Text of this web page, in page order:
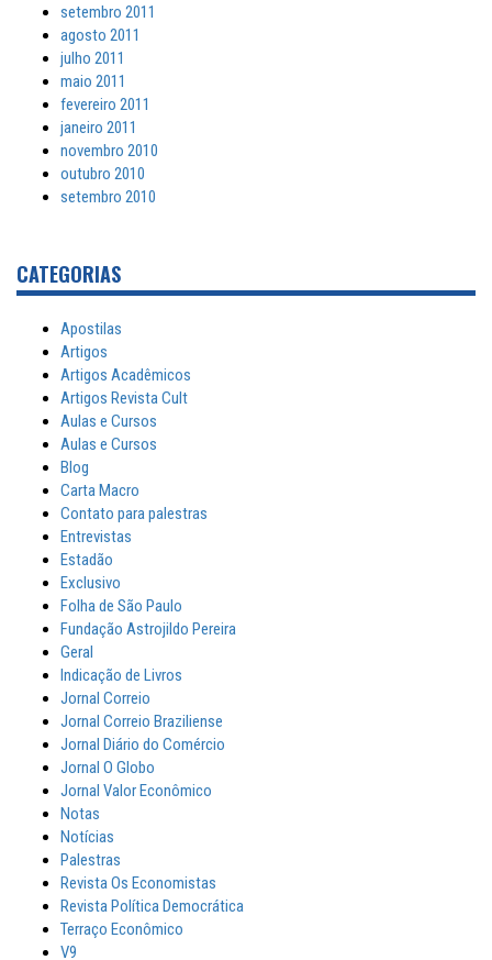
setembro 2011
agosto 2011
julho 2011
maio 2011
fevereiro 2011
janeiro 2011
novembro 2010
outubro 2010
setembro 2010
CATEGORIAS
Apostilas
Artigos
Artigos Acadêmicos
Artigos Revista Cult
Aulas e Cursos
Aulas e Cursos
Blog
Carta Macro
Contato para palestras
Entrevistas
Estadão
Exclusivo
Folha de São Paulo
Fundação Astrojildo Pereira
Geral
Indicação de Livros
Jornal Correio
Jornal Correio Braziliense
Jornal Diário do Comércio
Jornal O Globo
Jornal Valor Econômico
Notas
Notícias
Palestras
Revista Os Economistas
Revista Política Democrática
Terraço Econômico
V9